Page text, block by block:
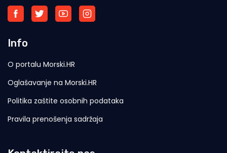
Info
O portalu Morski.HR
Oglašavanje na Morski.HR
Politika zaštite osobnih podataka
Pravila prenošenja sadržaja